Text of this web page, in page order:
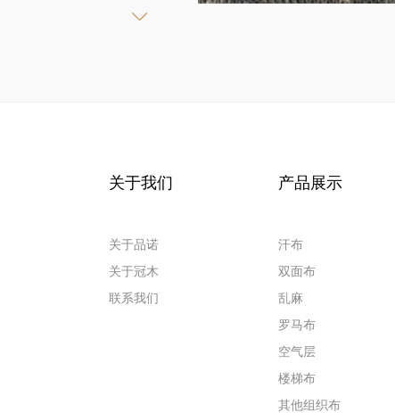
关于我们
关于品诺
关于冠木
联系我们
产品展示
汗布
双面布
乱麻
罗马布
空气层
楼梯布
其他组织布